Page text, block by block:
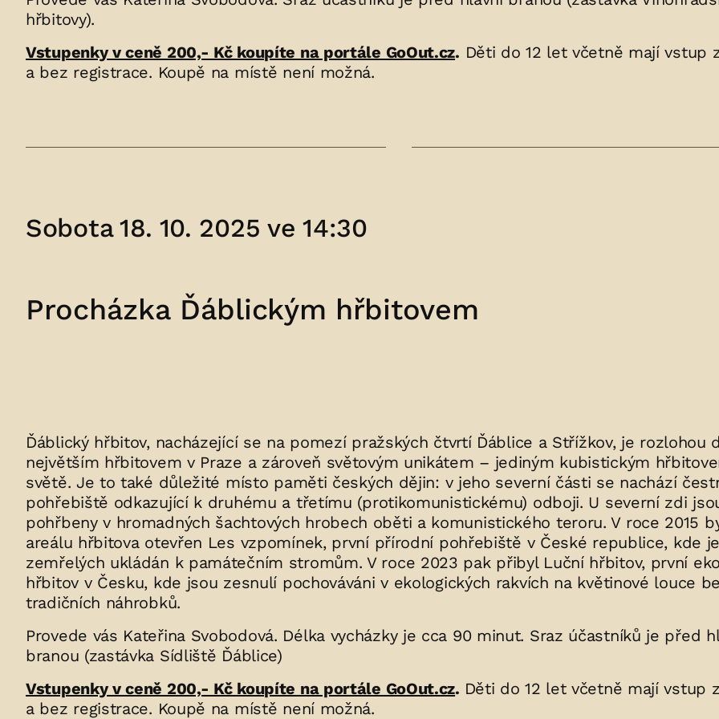
hřbitovy).
Vstupenky v ceně 200,- Kč koupíte na portále GoOut.cz. Děti do 12 let včetně mají vstup
a bez registrace. Koupě na místě není možná.
Sobota 18. 10. 2025 ve 14:30
Procházka Ďáblickým hřbitovem
Ďáblický hřbitov, nacházející se na pomezí pražských čtvrtí Ďáblice a Střížkov, je rozlohou
největším hřbitovem v Praze a zároveň světovým unikátem – jediným kubistickým
světě. Je to také důležité místo paměti českých dějin: v jeho severní části se nachází
pohřebiště odkazující k druhému a třetímu (protikomunistickému) odboji. U severní zdi
pohřbeny v hromadných šachtových hrobech oběti a komunistického teroru. V roce 2015
areálu hřbitova otevřen Les vzpomínek, první přírodní pohřebiště v České republice, kde
zemřelých ukládán k památečním stromům. V roce 2023 pak přibyl Luční hřbitov, první
hřbitov v Česku, kde jsou zesnulí pochováváni v ekologických rakvích na květinové louce
tradičních náhrobků.
Provede vás Kateřina Svobodová. Délka vycházky je cca 90 minut. Sraz účastníků je před
branou (zastávka Sídliště Ďáblice)
Vstupenky v ceně 200,- Kč koupíte na portále GoOut.cz. Děti do 12 let včetně mají vstup
a bez registrace. Koupě na místě není možná.